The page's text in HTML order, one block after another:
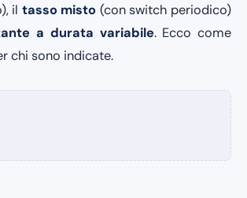
il tasso misto (con switch periodico)
a durata variabile. Ecco come
chi sono indicate.